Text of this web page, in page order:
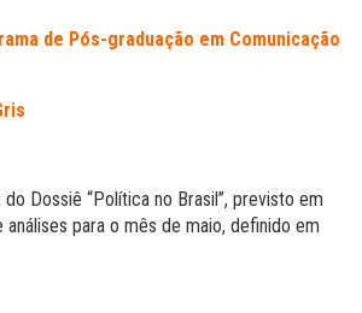
de Pós-graduação em Comunicação
Dossiê “Política no Brasil”, previsto em
para o mês de maio, definido em